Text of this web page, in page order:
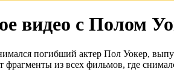
видео с Полом
погибший актер Пол Уокер,
из всех фильмов, где